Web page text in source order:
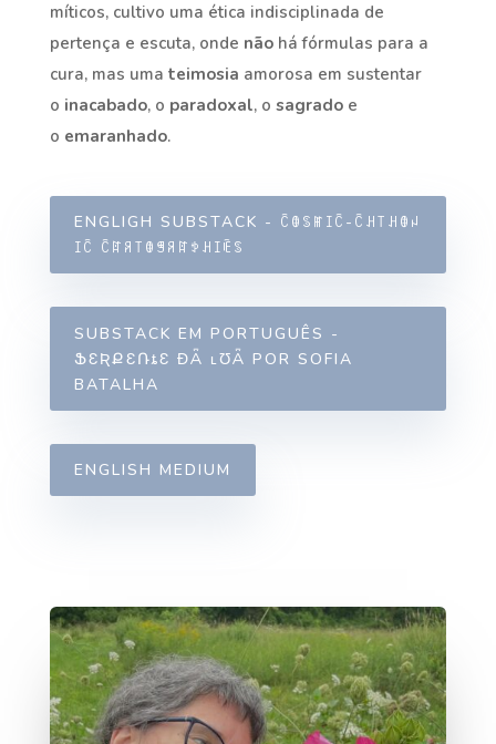
míticos, cultivo uma ética indisciplinada de
pertença e escuta, onde não há fórmulas para a
cura, mas uma teimosia amorosa em sustentar
o inacabado, o paradoxal, o sagrado e
o emaranhado.
ENGLIGH SUBSTACK - ꉓꂦꌗꂵꀤꉓ-ꉓꃅ꓄ꃅꂦꈤ
ꀤꉓ ꉓꍏꋪ꓄ꂦꁅꋪꍏꉣꃅꀤꍟꌗ
SUBSTACK EM PORTUGUÊS -
ՖƐƦՔƐՌȶƐ ƉǞ ʟƱǞ POR SOFIA
BATALHA
ENGLISH MEDIUM